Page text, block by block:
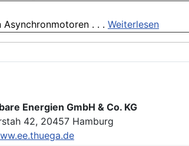
. . . Weiterlesen
Energien GmbH & Co. KG
42, 20457 Hamburg